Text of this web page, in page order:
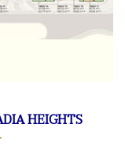
HEIGHTS